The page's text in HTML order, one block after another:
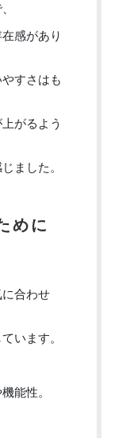
感があり
すさはも
がるよう
ました。
めに
合わせ
います。
能性。